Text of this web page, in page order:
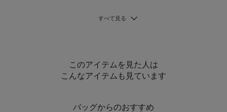
このアイテムを見た人は
こんなアイテムも見ています
バッグからのおすすめ